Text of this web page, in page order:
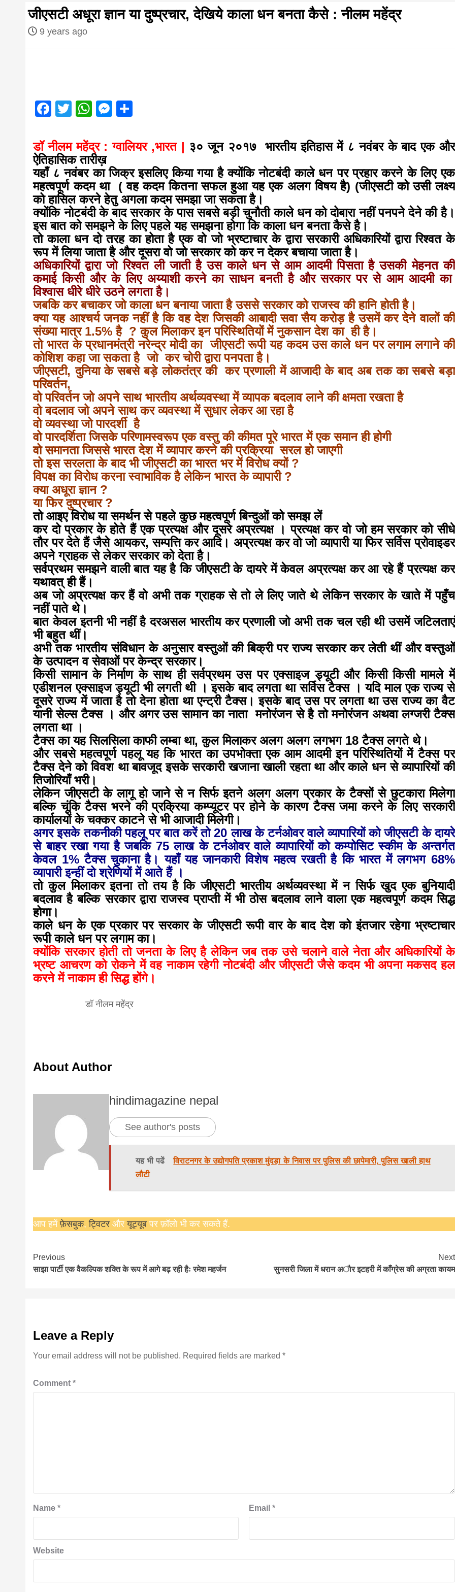
first hindi
magazine of
news in hindi
from
Nepal,madhesh
news,financial
news,loan,bank
news, madhesh
khabar
जीएसटी अधूरा ज्ञान या दुष्प्रचार, देखिये काला धन बनता कैसे : नीलम महेंद्र
9 years ago
Facebook
TwitterWhatsApp
Messenger
डॉ नीलम महेंद्र : ग्वालियर ,भारत | ३० जून २०१७ भारतीय इतिहास में ८ नवंबर के बाद एक और
ऐतिहासिक तारीख़
यहाँ ८ नवंबर का जिक्र इसलिए किया गया है क्योंकि नोटबंदी काले धन पर प्रहार करने के लिए एक
महत्वपूर्ण कदम था ( वह कदम कितना सफल हुआ यह एक अलग विषय है) (जीएसटी को उसी लक्ष्य
को हासिल करने हेतु अगला कदम समझा जा सकता है।
क्योंकि नोटबंदी के बाद सरकार के पास सबसे बड़ी चुनौती काले धन को दोबारा नहीं पनपने देने की है।
इस बात को समझने के लिए पहले यह समझना होगा कि काला धन बनता कैसे है।
तो काला धन दो तरह का होता है एक वो जो भ्रष्टाचार के द्वारा सरकारी अधिकारियों द्वारा रिश्वत के
रूप में लिया जाता है और दूसरा वो जो सरकार को कर न देकर बचाया जाता है।
अधिकारियों द्वारा जो रिश्वत ली जाती है उस काले धन से आम आदमी पिसता है उसकी मेहनत की
कमाई किसी और के लिए अय्याशी करने का साधन बनती है और सरकार पर से आम आदमी का
विश्वास धीरे धीरे उठने लगता है।
जबकि कर बचाकर जो काला धन बनाया जाता है उससे सरकार को राजस्व की हानि होती है।
क्या यह आश्चर्य जनक नहीं है कि वह देश जिसकी आबादी सवा सैय करोड़ है उसमें कर देने वालों की
संख्या मात्र 1.5% है ?कुल मिलाकर इन परिस्थितियों में नुकसान देश का ही है।
तो भारत के प्रधानमंत्री नरेन्द्र मोदी का जीएसटी रूपी यह कदम उस काले धन पर लगाम लगाने की
कोशिश कहा जा सकता है जो कर चोरी द्वारा पनपता है।
जीएसटी, दुनिया के सबसे बड़े लोकतंत्र की कर प्रणाली में आजादी के बाद अब तक का सबसे बड़ा
परिवर्तन,
वो परिवर्तन जो अपने साथ भारतीय अर्थव्यवस्था में व्यापक बदलाव लाने की क्षमता रखता है
वो बदलाव जो अपने साथ कर व्यवस्था में सुधार लेकर आ रहा है
वो व्यवस्था जो पारदर्शी है
वो पारदर्शिता जिसके परिणामस्वरूप एक वस्तु की कीमत पूरे भारत में एक समान ही होगी
वो समानता जिससे भारत देश में व्यापार करने की प्रक्रिया सरल हो जाएगी
तो इस सरलता के बाद भी जीएसटी का भारत भर में विरोध क्यों ?
विपक्ष का विरोध करना स्वाभाविक है लेकिन भारत के व्यापारी ?
क्या अधूरा ज्ञान ?
या फिर दुष्प्रचार ?
तो आइए विरोध या समर्थन से पहले कुछ महत्वपूर्ण बिन्दुओं को समझ लें
कर दो प्रकार के होते हैं एक प्रत्यक्ष और दूसरे अप्रत्यक्ष । प्रत्यक्ष कर वो जो हम सरकार को सीधे
तौर पर देते हैं जैसे आयकर, सम्पत्ति कर आदि। अप्रत्यक्ष कर वो जो व्यापारी या फिर सर्विस प्रोवाइडर
अपने ग्राहक से लेकर सरकार को देता है।
सर्वप्रथम समझने वाली बात यह है कि जीएसटी के दायरे में केवल अप्रत्यक्ष कर आ रहे हैं प्रत्यक्ष कर
यथावत् ही हैं।
अब जो अप्रत्यक्ष कर हैं वो अभी तक ग्राहक से तो ले लिए जाते थे लेकिन सरकार के खाते में पहुँच
नहीं पाते थे।
बात केवल इतनी भी नहीं है दरअसल भारतीय कर प्रणाली जो अभी तक चल रही थी उसमें जटिलताएं
भी बहुत थीं।
अभी तक भारतीय संविधान के अनुसार वस्तुओं की बिक्री पर राज्य सरकार कर लेती थीं और वस्तुओं
के उत्पादन व सेवाओं पर केन्द्र सरकार।
किसी सामान के निर्माण के साथ ही सर्वप्रथम उस पर एक्साइज ड्यूटी और किसी किसी मामले में
एडीशनल एक्साइज ड्यूटी भी लगती थी । इसके बाद लगता था सर्विस टैक्स । यदि माल एक राज्य से
दूसरे राज्य में जाता है तो देना होता था एन्ट्री टैक्स। इसके बाद उस पर लगता था उस राज्य का वैट
यानी सेल्स टैक्स । और अगर उस सामान का नाता मनोरंजन से है तो मनोरंजन अथवा लग्जरी टैक्स
लगता था ।
टैक्स का यह सिलसिला काफी लम्बा था, कुल मिलाकर अलग अलग लगभग 18 टैक्स लगते थे।
और सबसे महत्वपूर्ण पहलू यह कि भारत का उपभोक्ता एक आम आदमी इन परिस्थितियों में टैक्स पर
टैक्स देने को विवश था बावजूद इसके सरकारी खजाना खाली रहता था और काले धन से व्यापारियों की
तिजोरियाँ भरी।
लेकिन जीएसटी के लागू हो जाने से न सिर्फ इतने अलग अलग प्रकार के टैक्सों से छुटकारा मिलेगा
बल्कि चूंकि टैक्स भरने की प्रक्रिया कम्प्यूटर पर होने के कारण टैक्स जमा करने के लिए सरकारी
कार्यालयों के चक्कर काटने से भी आजादी मिलेगी।
अगर इसके तकनीकी पहलू पर बात करें तो20 लाख के टर्नओवर वाले व्यापारियों को जीएसटी के दायरे
से बाहर रखा गया है जबकि 75 लाख के टर्नओवर वाले व्यापारियों को कम्पोसिट स्कीम के अन्तर्गत
केवल 1% टैक्स चुकाना है। यहाँ यह जानकारी विशेष महत्व रखती है कि भारत में लगभग 68%
व्यापारी इन्हीं दो श्रेणियों में आते हैं ।
तो कुल मिलाकर इतना तो तय है कि जीएसटी भारतीय अर्थव्यवस्था में न सिर्फ खुद एक बुनियादी
बदलाव है बल्कि सरकार द्वारा राजस्व प्राप्ती में भी ठोस बदलाव लाने वाला एक महत्वपूर्ण कदम सिद्ध
होगा।
काले धन के एक प्रकार पर सरकार के जीएसटी रूपी वार के बाद देश को इंतजार रहेगा भ्रष्टाचार
रूपी काले धन पर लगाम का।
क्योंकि सरकार होती तो जनता के लिए है लेकिन जब तक उसे चलाने वाले नेता और अधिकारियों के
भ्रष्ट आचरण को रोकने में वह नाकाम रहेगी नोटबंदी और जीएसटी जैसे कदम भी अपना मकसद हल
करने में नाकाम ही सिद्ध होंगे।
डॉ नीलम महेंद्र
About Author
hindimagazine nepal
See author's posts
यह भी पढें
विराटनगर के उद्योगपति प्रकाश मुंदड़ा के निवास पर पुलिस की छापेमारी, पुलिस खाली हाथ
लौटी
आप हमेंफ़ेसबुक,ट्विटरऔरयूट्यूब पर फ़ॉलो भी कर सकते हैं.
Continue
Reading
Previous
साझा पार्टी एक वैकल्पिक शक्ति के रूप में आगे बढ़ रही हैः रमेश महर्जन
Next
सुनसरी जिला में धरान अाैर इटहरी में काँग्रेस की अग्रता कायम
Leave a Reply
Your email address will not be published. Required fields are marked*
Comment*
Name* Email*
Website
आज का पंचांग: आज दिनांक 4 अगस्त 2026 मंगलवार शुभसंवत् 2083
बड़े अंतर से जीत हासिल करुँंगी –रेणु दाहाल
6 months ago
काठमांडू, फागुन ४ – चितवन क्षेत्र नम्बर ३ में प्रतिनिधिसभा
सदस्य के रूप में अपनी उम्मीदवारी दे चुकी रेणु दाहाल ने कहा है
सीताराम विवाह पंचमी महोत्सव के तीसरे दिन धनुष
यज्ञ का हुआ आयोजन (फोटो सहित)
3 years ago
जनकपुरधाम/मिश्री लाल मधुकर। सीताराम विवाह पंचमी
महोत्सव के तीसरे दिन जानकी मंदिर के प्रांगण में धनुष यज्ञ
आयोजित किया गया। रंगभूमि मैदान में राजा विदेह...